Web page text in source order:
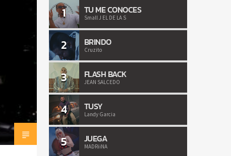
1 TU ME CONOCES
Small J EL DE LA S
2 BRINDO
Cruzito
3 FLASH BACK
JEAN SALCEDO
4 TUSY
Landy Garcia
5 JUEGA
MADRiiNA